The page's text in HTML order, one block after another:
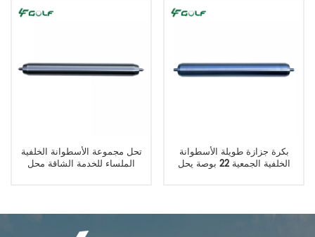
تحل مجموعة الأسطوانة الخلفية
الملساء للخدمة الشاقة محل
بكرة جزازة طويلة الأسطوانة
الخلفية الجمعية 22 بوصة يحل